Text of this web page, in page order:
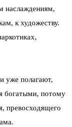
наслаждениям,
к художеству.
уже полагают,
богатыми, потому
превосходящего